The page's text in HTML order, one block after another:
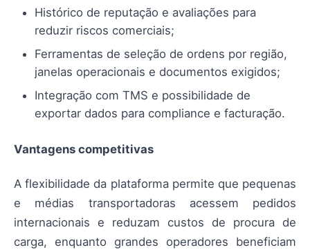
Histórico de reputação e avaliações para
reduzir riscos comerciais;
Ferramentas de seleção de ordens por região,
janelas operacionais e documentos exigidos;
Integração com TMS e possibilidade de
exportar dados para compliance e facturação.
Vantagens competitivas
A flexibilidade da plataforma permite que pequenas
e médias transportadoras acessem pedidos
internacionais e reduzam custos de procura de
carga, enquanto grandes operadores beneficiam